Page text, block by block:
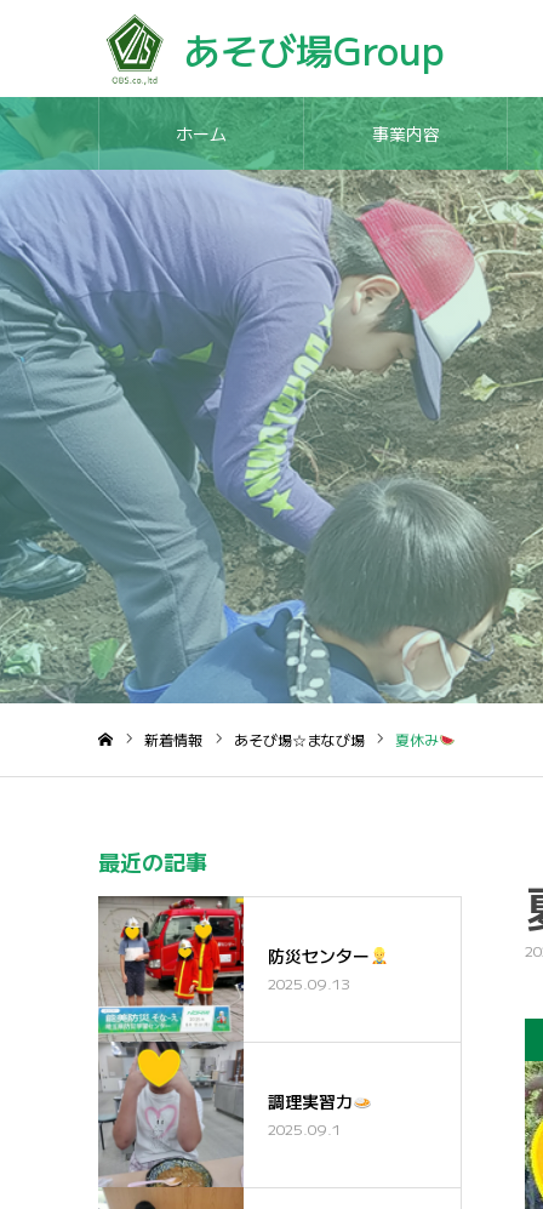
あそび場Group
ホーム 事業内容
新着情報 あそび場☆まなび場 夏休み
最近の記事
防災センター
2025.09.13
調理実習カ
2025.09.1